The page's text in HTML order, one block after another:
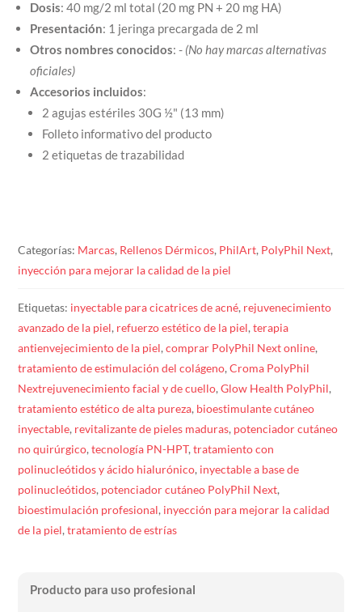
Dosis: 40 mg/2 ml total (20 mg PN + 20 mg HA)
Presentación: 1 jeringa precargada de 2 ml
Otros nombres conocidos: - (No hay marcas alternativas
oficiales)
Accesorios incluidos:
2 agujas estériles 30G ½" (13 mm)
Folleto informativo del producto
2 etiquetas de trazabilidad
Categorías: Marcas, Rellenos Dérmicos, PhilArt, PolyPhil Next,
inyección para mejorar la calidad de la piel
Etiquetas: inyectable para cicatrices de acné, rejuvenecimiento
avanzado de la piel, refuerzo estético de la piel,terapia
antienvejecimiento de la piel,comprar PolyPhil Next online,
tratamiento de estimulación del colágeno,Croma PolyPhil
Nextrejuvenecimiento facial y de cuello,Glow Health PolyPhil,
tratamiento estético de alta pureza, bioestimulante cutáneo
inyectable, revitalizante de pieles maduras, potenciador cutáneo
no quirúrgico,tecnología PN-HPT,tratamiento con
polinucleótidos y ácido hialurónico, inyectable a base de
polinucleótidos, potenciador cutáneo PolyPhil Next,
bioestimulación profesional, inyección para mejorar la calidad
de la piel,tratamiento de estrías
Producto para uso profesional